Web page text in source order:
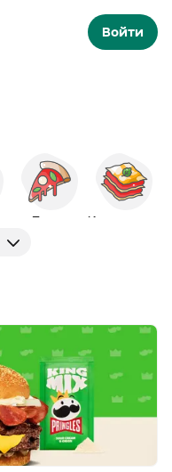
Войти
Пицца Итальянская